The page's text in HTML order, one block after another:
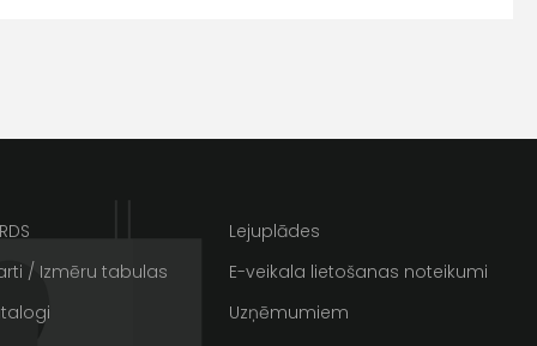
/ Izmēru tabulas
Lejuplādes
E-veikala lietošanas noteikumi
Uzņēmumiem
veikala